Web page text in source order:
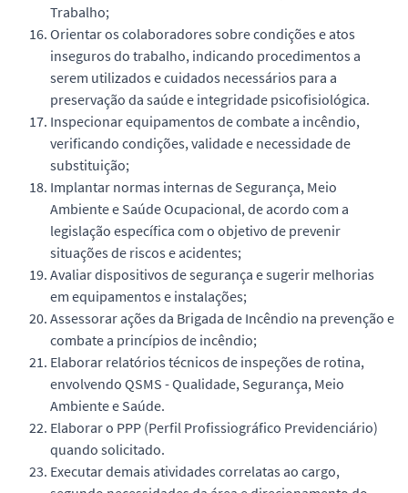
Trabalho;
Orientar os colaboradores sobre condições e atos
inseguros do trabalho, indicando procedimentos a
serem utilizados e cuidados necessários para a
preservação da saúde e integridade psicofisiológica.
Inspecionar equipamentos de combate a incêndio,
verificando condições, validade e necessidade de
substituição;
Implantar normas internas de Segurança, Meio
Ambiente e Saúde Ocupacional, de acordo com a
legislação específica com o objetivo de prevenir
situações de riscos e acidentes;
Avaliar dispositivos de segurança e sugerir melhorias
em equipamentos e instalações;
Assessorar ações da Brigada de Incêndio na prevenção e
combate a princípios de incêndio;
Elaborar relatórios técnicos de inspeções de rotina,
envolvendo QSMS - Qualidade, Segurança, Meio
Ambiente e Saúde.
Elaborar o PPP (Perfil Profissiográfico Previdenciário)
quando solicitado.
Executar demais atividades correlatas ao cargo,